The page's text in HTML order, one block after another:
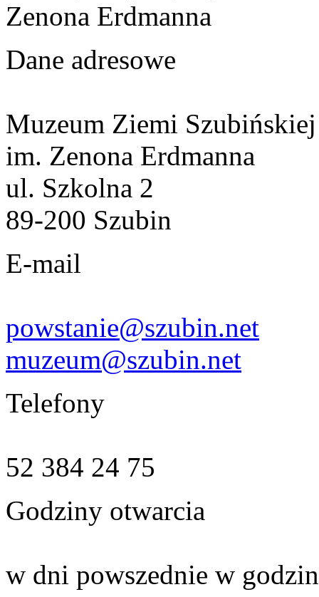
Zenona Erdmanna
Dane adresowe
Muzeum Ziemi Szubińskiej
im. Zenona Erdmanna
ul. Szkolna 2
89-200 Szubin
E-mail
powstanie@szubin.net
muzeum@szubin.net
Telefony
52 384 24 75
Godziny otwarcia
w dni powszednie w